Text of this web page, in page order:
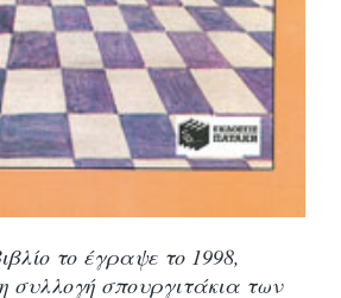
το έγραψε το 1998,
συλλογή σπουργιτάκια των